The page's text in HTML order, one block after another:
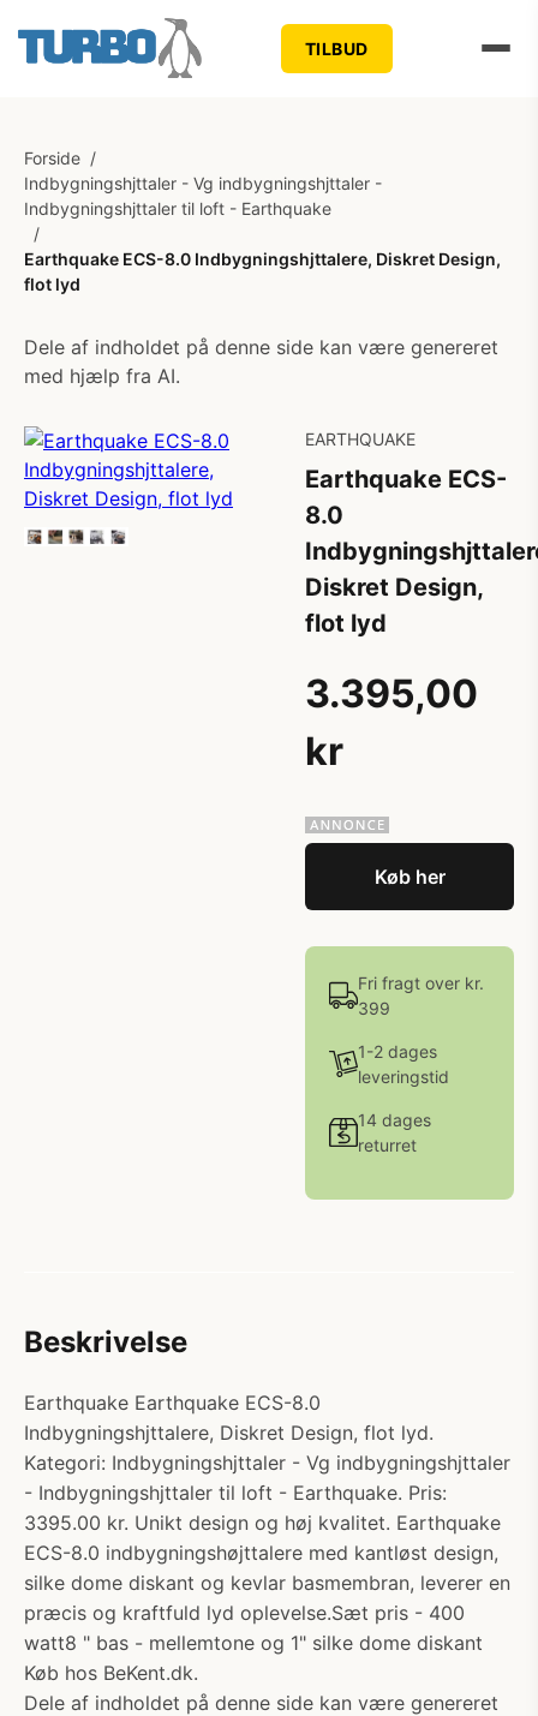
TILBUD
Forside /
Indbygningshjttaler - Vg indbygningshjttaler -
Indbygningshjttaler til loft - Earthquake
/
Earthquake ECS-8.0 Indbygningshjttalere, Diskret Design,
flot lyd
Dele af indholdet på denne side kan være genereret
med hjælp fra AI.
EARTHQUAKE
Earthquake ECS-
8.0
Diskret Design,
flot lyd
3.395,00
kr
Køb her
Fri fragt over kr.
399
1-2 dages
leveringstid
14 dages
returret
Beskrivelse
Earthquake Earthquake ECS-8.0
Indbygningshjttalere, Diskret Design, flot lyd.
Kategori: Indbygningshjttaler - Vg indbygningshjttaler
- Indbygningshjttaler til loft - Earthquake. Pris:
3395.00 kr. Unikt design og høj kvalitet. Earthquake
ECS-8.0 indbygningshøjttalere med kantløst design,
silke dome diskant og kevlar basmembran, leverer en
præcis og kraftfuld lyd oplevelse.Sæt pris - 400
watt8 " bas - mellemtone og 1" silke dome diskant
Køb hos BeKent.dk.
Dele af indholdet på denne side kan være genereret